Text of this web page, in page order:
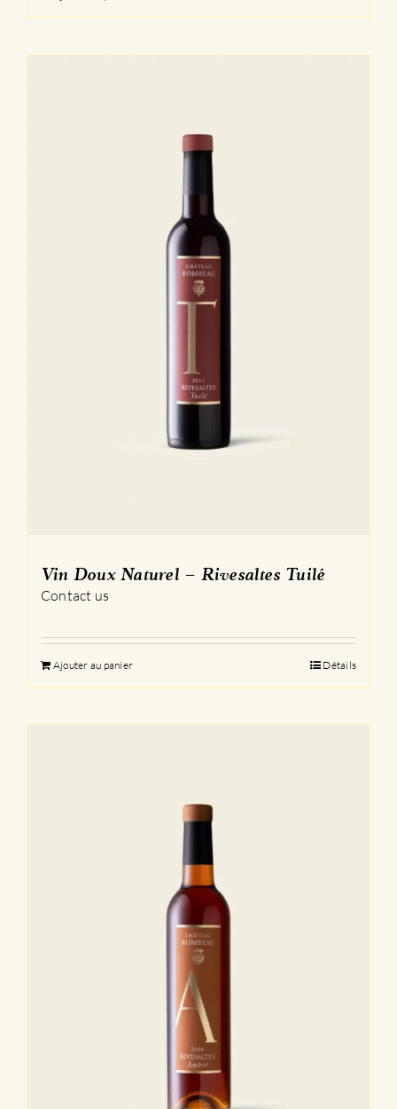
Vin Doux Naturel – Rivesaltes Tuilé
Contact us
Ajouter au panier Détails